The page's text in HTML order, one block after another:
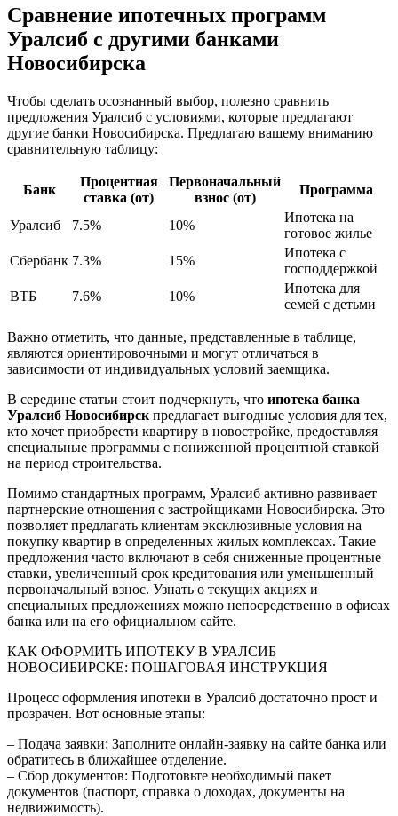
Сравнение ипотечных программ
Уралсиб с другими банками
Новосибирска
Чтобы сделать осознанный выбор, полезно сравнить
предложения Уралсиб с условиями, которые предлагают
другие банки Новосибирска. Предлагаю вашему вниманию
сравнительную таблицу:
Банк
Процентная
ставка (от)
Первоначальный
взнос (от)
Программа
Уралсиб 7.5% 10%
Ипотека на
готовое жилье
Сбербанк 7.3% 15%
Ипотека с
господдержкой
ВТБ
7.6% 10%
Ипотека для
семей с детьми
Важно отметить, что данные, представленные в таблице,
являются ориентировочными и могут отличаться в
зависимости от индивидуальных условий заемщика.
В середине статьи стоит подчеркнуть, что ипотека банка
Уралсиб Новосибирск предлагает выгодные условия для тех,
кто хочет приобрести квартиру в новостройке, предоставляя
специальные программы с пониженной процентной ставкой
на период строительства.
Помимо стандартных программ, Уралсиб активно развивает
партнерские отношения с застройщиками Новосибирска. Это
позволяет предлагать клиентам эксклюзивные условия на
покупку квартир в определенных жилых комплексах. Такие
предложения часто включают в себя сниженные процентные
ставки, увеличенный срок кредитования или уменьшенный
первоначальный взнос. Узнать о текущих акциях и
специальных предложениях можно непосредственно в офисах
банка или на его официальном сайте.
КАК ОФОРМИТЬ ИПОТЕКУ В УРАЛСИБ
НОВОСИБИРСКЕ: ПОШАГОВАЯ ИНСТРУКЦИЯ
Процесс оформления ипотеки в Уралсиб достаточно прост и
прозрачен. Вот основные этапы:
– Подача заявки: Заполните онлайн-заявку на сайте банка или
обратитесь в ближайшее отделение.
– Сбор документов: Подготовьте необходимый пакет
документов (паспорт, справка о доходах, документы на
недвижимость).